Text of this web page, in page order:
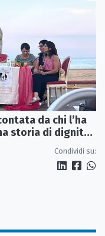
da chi l’ha
storia di dignità
Condividi su: